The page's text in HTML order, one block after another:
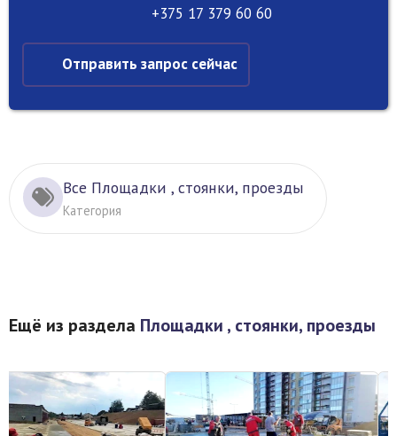
+375 17 379 60 60
Отправить запрос сейчас
Все Площадки , стоянки, проезды
Категория
Ещё из раздела Площадки , стоянки, проезды